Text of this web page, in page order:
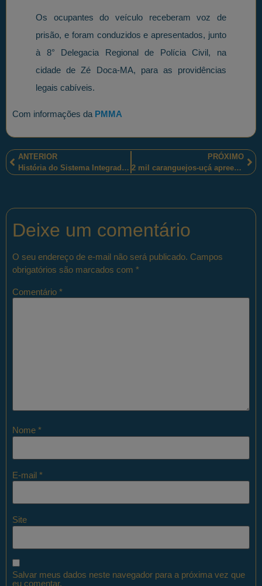
Os ocupantes do veículo receberam voz de
prisão, e foram conduzidos e apresentados, junto
à 8° Delegacia Regional de Polícia Civil, na
cidade de Zé Doca-MA, para as providências
legais cabíveis.
Com informações da PMMA
ANTERIOR
História do Sistema Integrado de Administração Financeira
PRÓXIMO
2 mil caranguejos-uçá apreendidos e três homens presos pelos policiais militares paraibanos
Deixe um comentário
O seu endereço de e-mail não será publicado. Campos
obrigatórios são marcados com *
Comentário *
Nome *
E-mail *
Site
Salvar meus dados neste navegador para a próxima vez que
eu comentar.